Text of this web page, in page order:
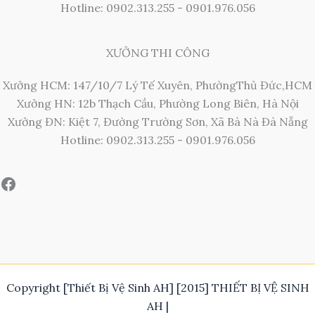
Hotline: 0902.313.255 - 0901.976.056
XƯỞNG THI CÔNG
Xưởng HCM: 147/10/7 Lý Tế Xuyên, PhườngThủ Đức,HCM
Xưởng HN: 12b Thạch Cầu, Phường Long Biên, Hà Nội
Xưởng ĐN: Kiệt 7, Đường Trường Sơn, Xã Bà Nà Đà Nẵng
Hotline: 0902.313.255 - 0901.976.056
Copyright [Thiết Bị Vệ Sinh AH] [2015] THIẾT BỊ VỆ SINH
AH |